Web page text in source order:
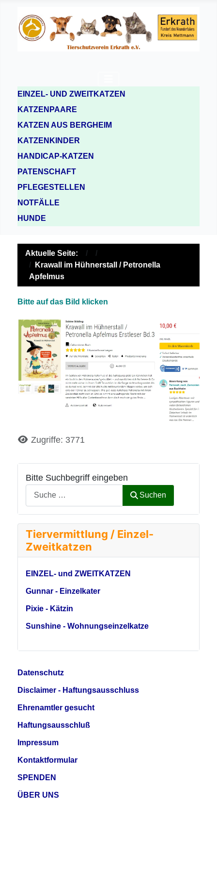
EINZEL- UND ZWEITKATZEN
KATZENPAARE
KATZEN AUS BERGHEIM
KATZENKINDER
HANDICAP-KATZEN
PATENSCHAFT
PFLEGESTELLEN
NOTFÄLLE
HUNDE
Bitte Suchbegriff eingeben
Suchen
Tiervermittlung / Einzel-
Zweitkatzen
EINZEL- und ZWEITKATZEN
Gunnar - Einzelkater
Pixie - Kätzin
Sunshine - Wohnungseinzelkatze
Aktuelle Seite:
Krawall im Hühnerstall / Petronella
Apfelmus
Bitte auf das Bild klicken
DetailsZugriffe: 3771
Datenschutz
Disclaimer - Haftungsausschluss
Ehrenamtler gesucht
Haftungsausschluß
Impressum
Kontaktformular
SPENDEN
ÜBER UNS